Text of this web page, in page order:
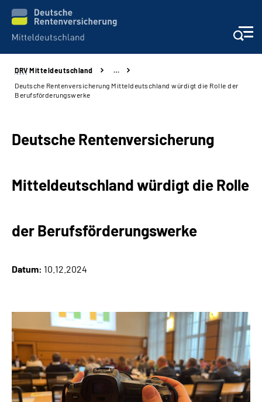
Aktuelles
Formulare
Über uns
Online-Services
Leichte Sprache
Suche
DRV Mitteldeutschland
…
Deutsche Rentenversicherung Mitteldeutschland würdigt die Rolle der
Berufsförderungswerke
Deutsche Rentenversicherung
Mitteldeutschland würdigt die Rolle
der Berufsförderungswerke
Datum: 10.12.2024